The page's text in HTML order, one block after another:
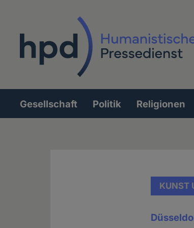
Hauptnavigation
Gesellschaft Politik Religionen
KUNST